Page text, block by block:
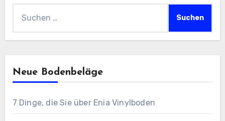
Neue Bodenbeläge
7 Dinge, die Sie über Enia Vinylboden